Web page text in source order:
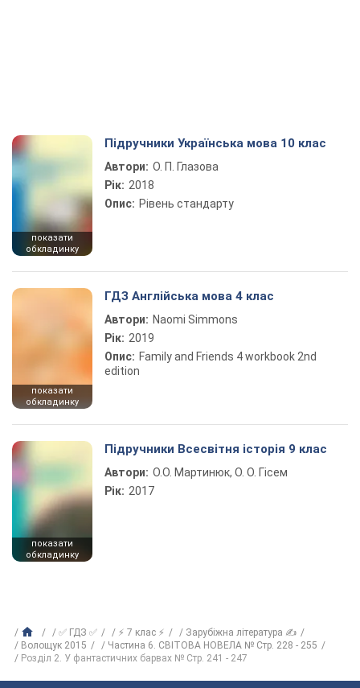
показати
обкладинку
Підручники Українська мова 10 клас
Автори: О. П. Глазова
Рік: 2018
Опис: Рівень стандарту
показати
обкладинку
ГДЗ Англійська мова 4 клас
Автори: Naomi Simmons
Рік: 2019
Опис: Family and Friends 4 workbook 2nd
edition
показати
обкладинку
Підручники Всесвітня історія 9 клас
Автори: О.О. Мартинюк, О. О. Гісем
Рік: 2017
✅ ГДЗ ✅ ⚡ 7 клас ⚡
Зарубіжна література ✍
Волощук 2015
Частина 6. СВІТОВА НОВЕЛА № Стр. 228 - 255
Розділ 2. У фантастичних барвах № Стр. 241 - 247